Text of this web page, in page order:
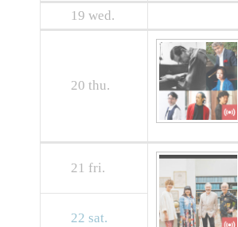
19 wed.
20 thu.
21 fri.
22 sat.